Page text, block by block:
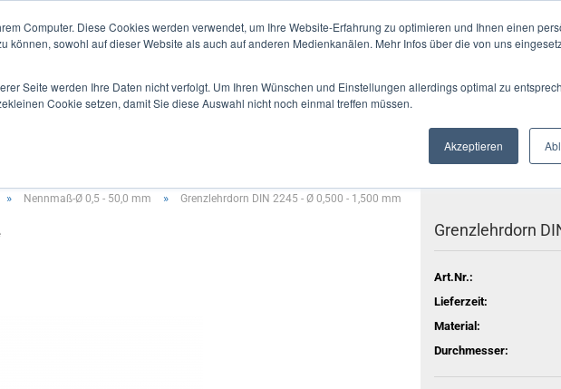
Computer. Diese Cookies werden verwendet, um Ihre Website-Erfahrung zu optimieren und Ihnen einen
können, sowohl auf dieser Website als auch auf anderen Medienkanälen. Mehr Infos über die von uns
Seite werden Ihre Daten nicht verfolgt. Um Ihren Wünschen und Einstellungen allerdings optimal zu
Cookie setzen, damit Sie diese Auswahl nicht noch einmal treffen müssen.
Akzeptieren
Suche...
» Nennmaß-Ø 0,5 - 50,0 mm » Grenzlehrdorn DIN 2245 - Ø 0,500 - 1,500 mm
Grenzlehrdorn
Art.Nr.:
Lieferzeit:
Material:
Durchmesser: